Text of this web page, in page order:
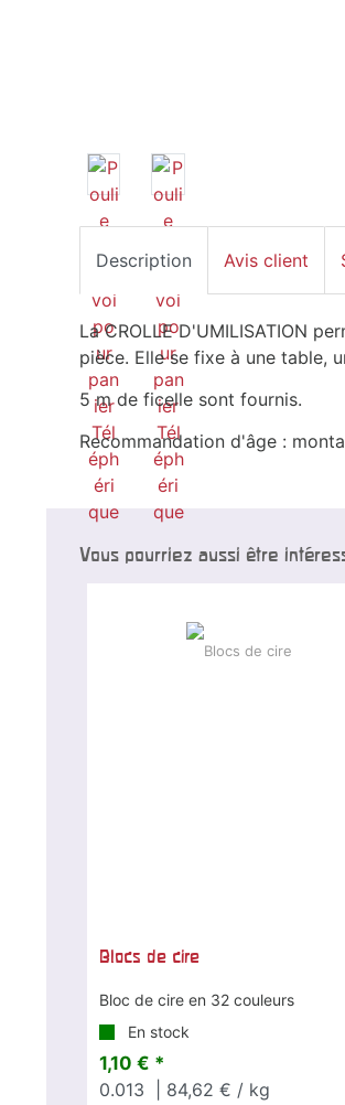
Description Avis client
La CROLLE D'UMILISATION
pièce. Elle se fixe à une table,
5 m de ficelle sont fournis.
Recommandation d'âge :
Vous pourriez aussi être
Blocs de cire
Bloc de cire en 32 couleurs
En stock
1,10 € *
0.013
| 84,62 € / kg